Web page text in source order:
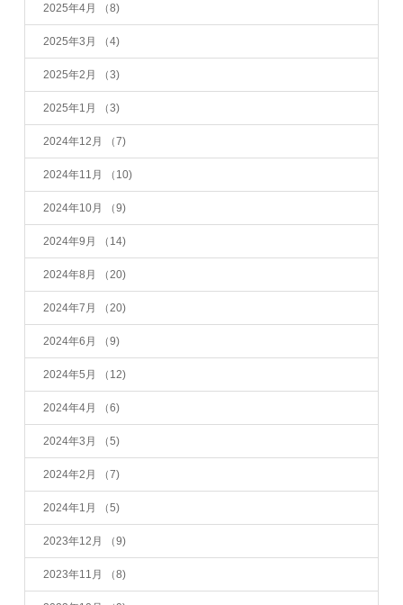
2025年4月 （8)
2025年3月 （4)
2025年2月 （3)
2025年1月 （3)
2024年12月 （7)
2024年11月 （10)
2024年10月 （9)
2024年9月 （14)
2024年8月 （20)
2024年7月 （20)
2024年6月 （9)
2024年5月 （12)
2024年4月 （6)
2024年3月 （5)
2024年2月 （7)
2024年1月 （5)
2023年12月 （9)
2023年11月 （8)